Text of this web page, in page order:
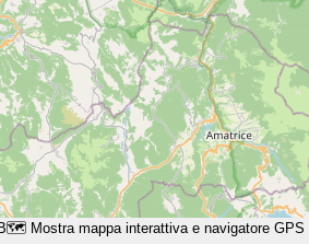
🗺️ Mostra mappa interattiva e navigatore GPS